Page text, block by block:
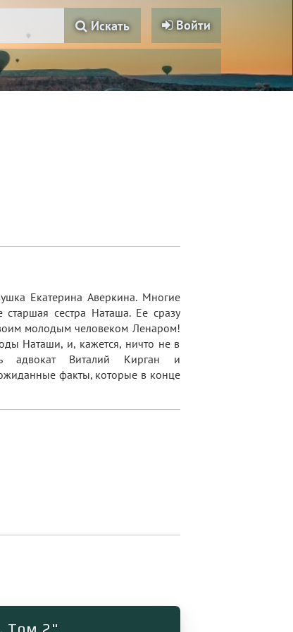
Войти
Искать
Екатерина Аверкина. Многие
сестра Наташа. Ее сразу
молодым человеком Ленаром!
Наташи, и, кажется, ничто не в
адвокат Виталий Кирган и
факты, которые в конце
Том 2"